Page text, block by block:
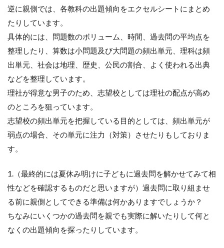
逆に親側では、各教科の出題傾向をエクセルシートにまとめ
たりしています。
具体的には、問題数のボリューム、時間、過去問の平均点を
整理したり、算数は小問題及び大問題の頻出単元、理科は頻
出単元、社会は地理、歴史、公民の割合、よく使われる出典
などを整理しています。
理社が得意な男子のため、志望校としては理社の配点が高め
のところを狙っています。
志望校の頻出単元を把握している目的としては、頻出単元が
弱点の場合、その単元に注力（対策）させたりもしておりま
す。
1.（最終的には夏休み明けに子どもに過去問を解かせてみて相
性などを確認するものだと思いますが）過去問に取り組ませ
る前に親側としてできる準備は何かありますでしょうか？
ちなみにいくつかの過去問を親でも実際に解いたりして何と
なくの出題傾向を探ったりしています。